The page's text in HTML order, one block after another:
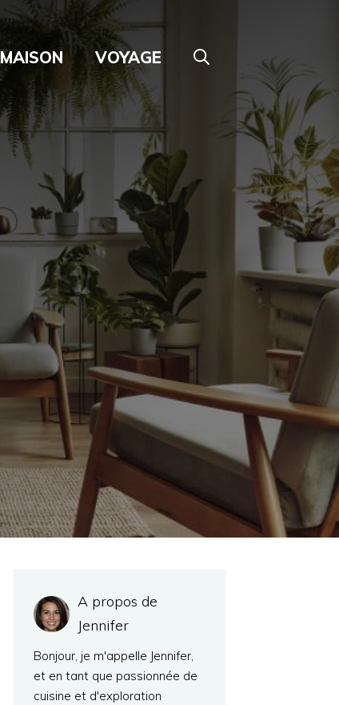
MAISON VOYAGE
A propos de
Jennifer
Bonjour, je m'appelle Jennifer,
et en tant que passionnée de
cuisine et d'exploration